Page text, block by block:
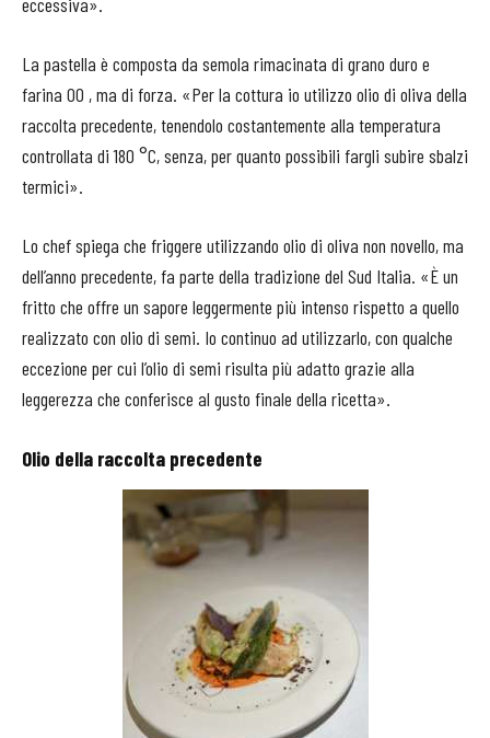
La pastella è composta da semola rimacinata di grano duro e
farina 00 , ma di forza. «Per la cottura io utilizzo olio di oliva della
raccolta precedente, tenendolo costantemente alla temperatura
controllata di 180 °C, senza, per quanto possibili fargli subire sbalzi
termici».
Lo chef spiega che friggere utilizzando olio di oliva non novello, ma
dell’anno precedente, fa parte della tradizione del Sud Italia. «È un
fritto che offre un sapore leggermente più intenso rispetto a quello
realizzato con olio di semi. Io continuo ad utilizzarlo, con qualche
eccezione per cui l’olio di semi risulta più adatto grazie alla
leggerezza che conferisce al gusto finale della ricetta».
Olio della raccolta precedente